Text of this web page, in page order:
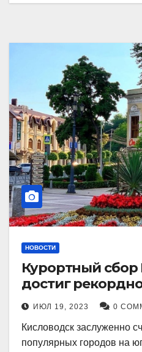
НОВОСТИ
Курортный сбор
достиг
ИЮЛ 19, 2023 0
Кисловодск заслуженно
популярных городов на